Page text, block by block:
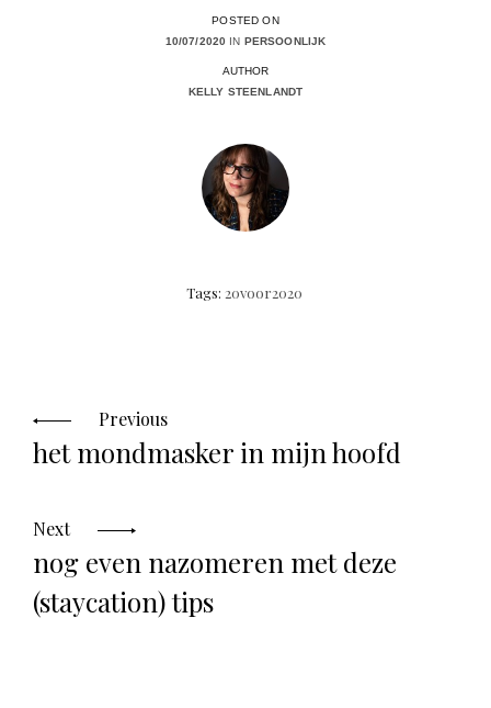
POSTED ON
10/07/2020 IN PERSOONLIJK
AUTHOR
KELLY STEENLANDT
Tags: 20voor2020
navigation
Previous
het mondmasker in mijn hoofd
Next
nog even nazomeren met deze
(staycation) tips